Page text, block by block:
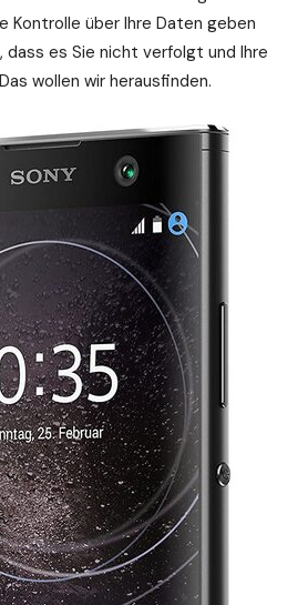
Kontrolle über Ihre Daten geben
es Sie nicht verfolgt und Ihre
wollen wir herausfinden.